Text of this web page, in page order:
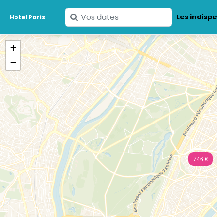
Hotel Paris
Saisissez
vos
dates
Les
746 €
+
−